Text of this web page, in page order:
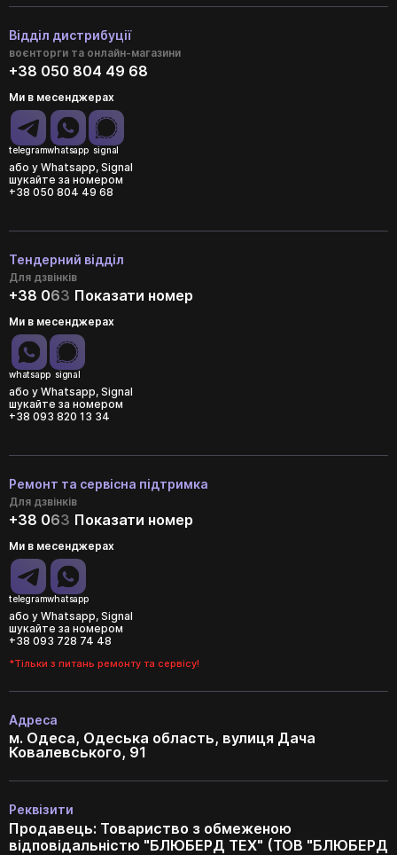
Відділ дистрибуції
воєнторги та онлайн-магазини
+38 050 804 49 68
Ми в месенджерах
telegramwhatsapp signal
або у Whatsapp, Signal
шукайте за номером
+38 050 804 49 68
Тендерний відділ
Для дзвінків
+38 063 Показати номер
Ми в месенджерах
whatsapp signal
або у Whatsapp, Signal
шукайте за номером
+38 093 820 13 34
Ремонт та сервісна підтримка
Для дзвінків
+38 063 Показати номер
Ми в месенджерах
telegramwhatsapp
або у Whatsapp, Signal
шукайте за номером
+38 093 728 74 48
*Тільки з питань ремонту та сервісу!
Адреса
м. Одеса, Одеська область, вулиця Дача
Ковалевського, 91
Реквізити
Продавець: Товариство з обмеженою
відповідальністю "БЛЮБЕРД ТЕХ" (ТОВ "БЛЮБЕРД